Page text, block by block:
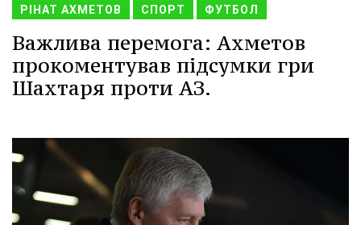
РІНАТ АХМЕТОВ СПОРТ ФУТБОЛ
Важлива перемога: Ахметов
прокоментував підсумки гри
Шахтаря проти АЗ.